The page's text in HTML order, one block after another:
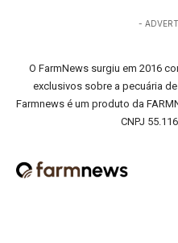
-
O FarmNews surgiu em 2016
exclusivos sobre a pecuária
Farmnews é um produto da
CNPJ